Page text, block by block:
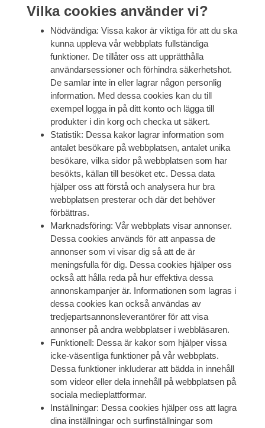
Vilka cookies använder vi?
Nödvändiga: Vissa kakor är viktiga för att du ska
kunna uppleva vår webbplats fullständiga
funktioner. De tillåter oss att upprätthålla
användarsessioner och förhindra säkerhetshot.
De samlar inte in eller lagrar någon personlig
information. Med dessa cookies kan du till
exempel logga in på ditt konto och lägga till
produkter i din korg och checka ut säkert.
Statistik: Dessa kakor lagrar information som
antalet besökare på webbplatsen, antalet unika
besökare, vilka sidor på webbplatsen som har
besökts, källan till besöket etc. Dessa data
hjälper oss att förstå och analysera hur bra
webbplatsen presterar och där det behöver
förbättras.
Marknadsföring: Vår webbplats visar annonser.
Dessa cookies används för att anpassa de
annonser som vi visar dig så att de är
meningsfulla för dig. Dessa cookies hjälper oss
också att hålla reda på hur effektiva dessa
annonskampanjer är. Informationen som lagras i
dessa cookies kan också användas av
tredjepartsannonsleverantörer för att visa
annonser på andra webbplatser i webbläsaren.
Funktionell: Dessa är kakor som hjälper vissa
icke-väsentliga funktioner på vår webbplats.
Dessa funktioner inkluderar att bädda in innehåll
som videor eller dela innehåll på webbplatsen på
sociala medieplattformar.
Inställningar: Dessa cookies hjälper oss att lagra
dina inställningar och surfinställningar som